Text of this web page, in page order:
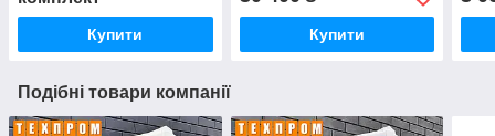
Купити Купити
Подібні товари компанії